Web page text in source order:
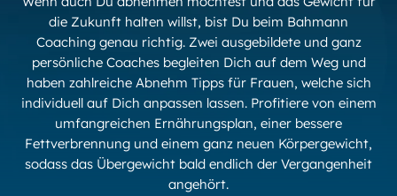
die Zukunft halten willst, bist Du beim Bahmann
Coaching genau richtig. Zwei ausgebildete und ganz
persönliche Coaches begleiten Dich auf dem Weg und
haben zahlreiche Abnehm Tipps für Frauen, welche sich
individuell auf Dich anpassen lassen. Profitiere von einem
umfangreichen Ernährungsplan, einer bessere
Fettverbrennung und einem ganz neuen Körpergewicht,
sodass das Übergewicht bald endlich der Vergangenheit
angehört.